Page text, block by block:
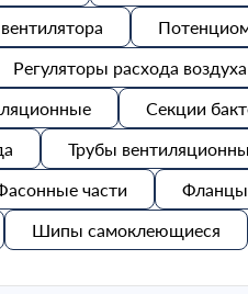
Регуляторы расхода воздуха
Секции
Трубы
части Фланцы
Шипы самоклеющиеся